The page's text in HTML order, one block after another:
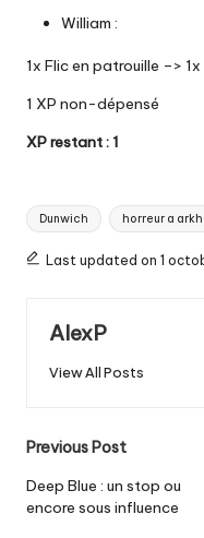
William :
1x Flic en patrouille –>
1 XP non-dépensé
XP restant : 1
Tags:
Dunwich horreur a
Last updated on 1
AlexP
View All Posts
Post
navigation
Previous Post
Deep Blue : un stop ou
encore sous influence